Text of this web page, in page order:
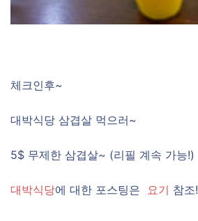
체크인후~
대박식당 삼겹살 먹으러~
5$ 무제한 삼겹살~ (리필 계속 가능!)
대박식당에 대한 포스팅은 요기 참조!